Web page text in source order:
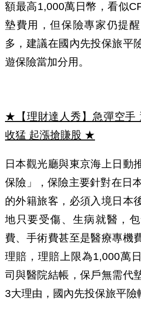
額最高1,000萬日幣，看似
墊費用，但保險專家仍提
多，建議在國內先投保旅平
遊保險當加分用。
★【理財達人秀】急彈空手
收猛 起漲搶賺股 ★
日本觀光廳與東京海上日動
保險」，保險主要針對在日
的外籍旅客，必須入境日本
地只要受傷、生病就醫，
費、手術費甚至是醫療專機
理賠，理賠上限為1,000萬
司與醫院結帳，保戶無需代
3大理由，國內先投保旅平險